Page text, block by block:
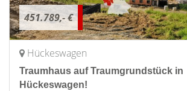
451.789,- €
Hückeswagen
Traumhaus auf Traumgrundstück in
Hückeswagen!